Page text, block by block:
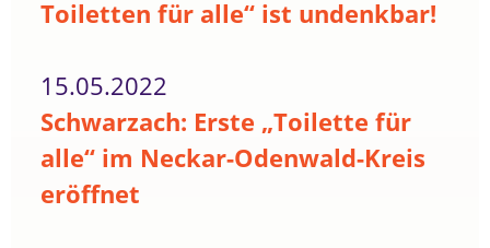
Toiletten für alle“ ist undenkbar!
15.05.2022
Schwarzach: Erste „Toilette für
alle“ im Neckar-Odenwald-Kreis
eröffnet